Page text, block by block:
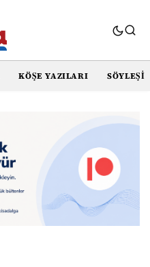
KÖŞE YAZILARI SÖYLEŞI